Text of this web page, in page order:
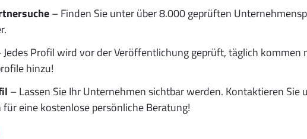
– Finden Sie unter über 8.000 geprüften
Profil wird vor der Veröffentlichung geprüft, täglich kommen
hinzu!
– Lassen Sie Ihr Unternehmen sichtbar werden. Kontaktieren Sie
für eine kostenlose persönliche Beratung!